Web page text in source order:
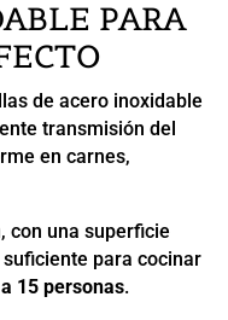
PARA
de acero inoxidable
transmisión del
en carnes,
, con una superficie
para cocinar
15 personas.